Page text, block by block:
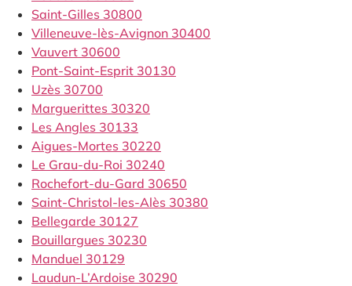
Saint-Gilles 30800
Villeneuve-lès-Avignon 30400
Vauvert 30600
Pont-Saint-Esprit 30130
Uzès 30700
Marguerittes 30320
Les Angles 30133
Aigues-Mortes 30220
Le Grau-du-Roi 30240
Rochefort-du-Gard 30650
Saint-Christol-les-Alès 30380
Bellegarde 30127
Bouillargues 30230
Manduel 30129
Laudun-L’Ardoise 30290